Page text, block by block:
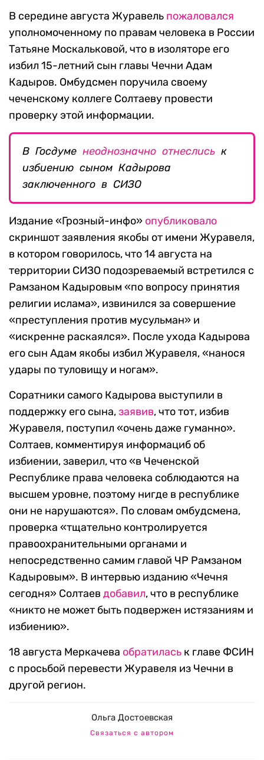
В середине августа Журавель пожаловался
уполномоченному по правам человека в России
Татьяне Москальковой, что в изоляторе его
избил 15-летний сын главы Чечни Адам
Кадыров. Омбудсмен поручила своему
чеченскому коллеге Солтаеву провести
проверку этой информации.
В Госдуме неоднозначно отнеслись к
избиению сыном Кадырова
заключенного в СИЗО
Издание «Грозный-инфо» опубликовало
скриншот заявления якобы от имени Журавеля,
в котором говорилось, что 14 августа на
территории СИЗО подозреваемый встретился с
Рамзаном Кадыровым «по вопросу принятия
религии ислама», извинился за совершение
«преступления против мусульман» и
«искренне раскаялся». После ухода Кадырова
его сын Адам якобы избил Журавеля, «нанося
удары по туловищу и ногам».
Соратники самого Кадырова выступили в
поддержку его сына,заявив, что тот, избив
Журавеля, поступил «очень даже гуманно».
Солтаев, комментируя информациб об
избиении, заверил, что «в Чеченской
Республике права человека соблюдаются на
высшем уровне, поэтому нигде в республике
они не нарушаются». По словам омбудсмена,
проверка «тщательно контролируется
правоохранительными органами и
непосредственно самим главой ЧР Рамзаном
Кадыровым». В интервью изданию «Чечня
сегодня» Солтаев добавил, что в республике
«никто не может быть подвержен истязаниям и
избиению».
18 августа Меркачева обратилась к главе ФСИН
с просьбой перевести Журавеля из Чечни в
другой регион.
Ольга Достоевская
Связаться с автором